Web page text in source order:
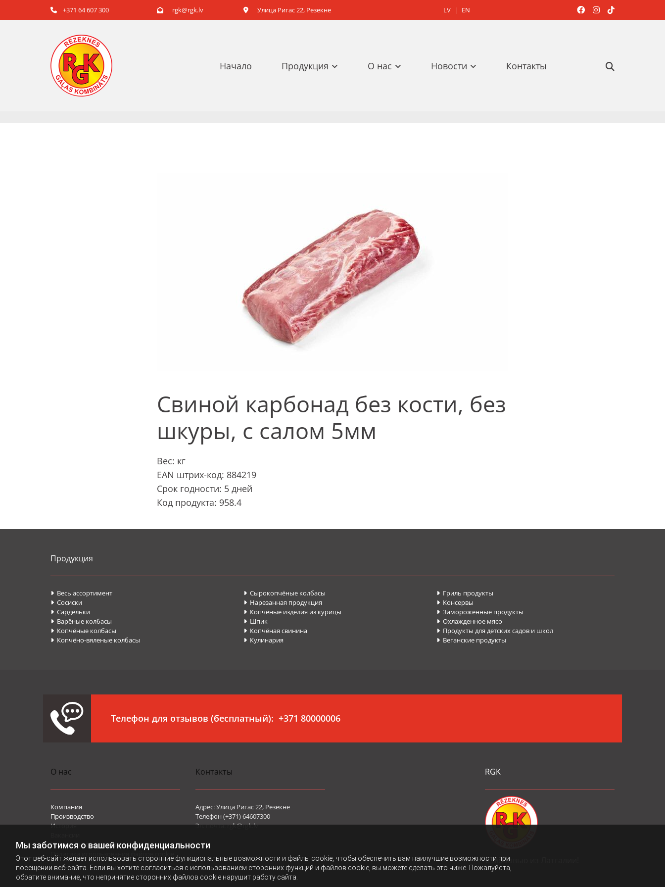
Мы заботимся о вашей конфиденциальности
Этот веб-сайт желает использовать сторонние функциональные возможности и файлы cookie, чтобы обеспечить вам наилучшие возможности при
посещении веб-сайта. Если вы хотите согласиться с использованием сторонних функций и файлов cookie, вы можете сделать это ниже. Пожалуйста,
обратите внимание, что непринятие сторонних файлов cookie нарушит работу сайта.
 +371 64 607 300  rgk@rgk.lv  Улица Ригас 22, Резекне LV | EN   
Начало Продукция О нас Новости Контакты
Свиной карбонад без кости, без
шкуры, с салом 5мм
Вес: кг
EAN штрих-код: 884219
Срок годности: 5 дней
Код продукта: 958.4
Продукция
 Весь ассортимент
 Сосиски
 Cардельки
 Варёные колбасы
 Копчёные колбасы
 Копчёно-вяленые колбасы
Сырокопчёные колбасы
Нарезанная продукция
Копчёные изделия из курицы
Шпик
Копчёная свинина
Кулинария
Гриль продукты
Консервы
Замороженные продукты
Охлажденное мясо
Продукты для детских садов и школ
Веганские продукты
Телефон для отзывов (бесплатный):+371 80000006
О нас
Компания
Производство
История
Политика конфиденциальности
Политика использования файлов cookie
Контакты
Адрес: Улица Ригас 22, Резекне
Телефон (+371) 64607300
Эл. почта:rgk@rgk.lv
RGK
С любовью из Латгалии!